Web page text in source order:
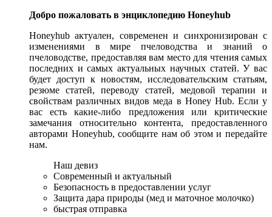
Добро пожаловать в энциклопедию Honeyhub
Honeyhub актуален, современен и синхронизирован с
изменениями в мире пчеловодства и знаний о
пчеловодстве, предоставляя вам место для чтения самых
последних и самых актуальных научных статей. У вас
будет доступ к новостям, исследовательским статьям,
резюме статей, переводу статей, медовой терапии и
свойствам различных видов меда в Honey Hub. Если у
вас есть какие-либо предложения или критические
замечания относительно контента, предоставленного
авторами Honeyhub, сообщите нам об этом и передайте
нам.
Наш девиз
Современный и актуальный
Безопасность в предоставлении услуг
Защита дара природы (мед и маточное молочко)
быстрая отправка